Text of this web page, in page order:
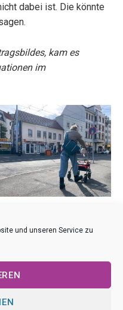
und unseren Service zu
dabei ist. Die könnte
kam es
im